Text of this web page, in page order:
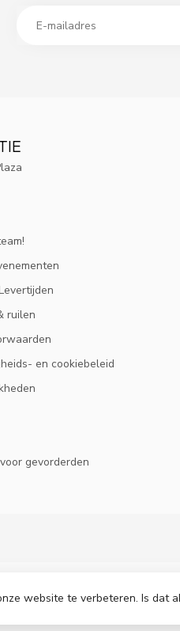
ruilen
en cookiebeleid
gevorderden
website te verbeteren. Is dat